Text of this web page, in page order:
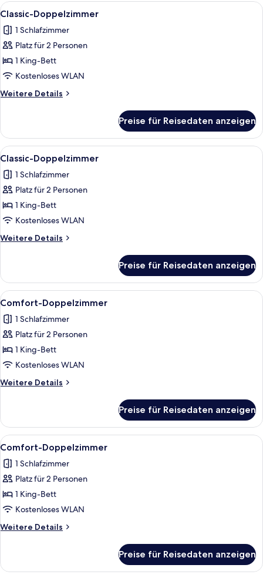
Alle
Fotos
für
Classic-
Doppelzimmer
anzeigen
1 Schlafzimmer, kostenloses WLAN,
7
Classic-Doppelzimmer
1 Schlafzimmer
Platz für 2 Personen
1 King-Bett
Kostenloses WLAN
Weitere Details
Weitere
Doppelzimmer
Preise für Reisedaten anzeigen
Alle
Fotos
für
Classic-
Doppelzimmer
anzeigen
1 Schlafzimmer, kostenloses WLAN,
7
Classic-Doppelzimmer
1 Schlafzimmer
Platz für 2 Personen
1 King-Bett
Kostenloses WLAN
Weitere Details
Weitere
Doppelzimmer
Preise für Reisedaten anzeigen
Alle
Fotos
für
Comfort-
Doppelzimmer
anzeigen
1 Schlafzimmer, kostenloses WLAN,
9
Comfort-Doppelzimmer
1 Schlafzimmer
Platz für 2 Personen
1 King-Bett
Kostenloses WLAN
Weitere Details
Weitere
Doppelzimmer
Preise für Reisedaten anzeigen
Alle
Fotos
für
Comfort-
Doppelzimmer
anzeigen
1 Schlafzimmer, kostenloses WLAN,
9
Comfort-Doppelzimmer
1 Schlafzimmer
Platz für 2 Personen
1 King-Bett
Kostenloses WLAN
Weitere Details
Weitere
Doppelzimmer
Preise für Reisedaten anzeigen